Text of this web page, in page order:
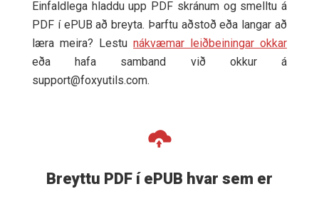
Einfaldlega hladdu upp PDF skránum og smelltu á
PDF í ePUB að breyta. Þarftu aðstoð eða langar að
læra meira? Lestu nákvæmar leiðbeiningar okkar
eða hafa samband við okkur á
support@foxyutils.com.
Breyttu PDF í ePUB hvar sem er